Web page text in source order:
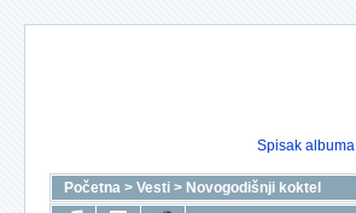
Spisak albuma
Početna > Vesti > Novogodišnji koktel